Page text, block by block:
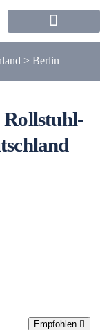
> Berlin
Empfohlen